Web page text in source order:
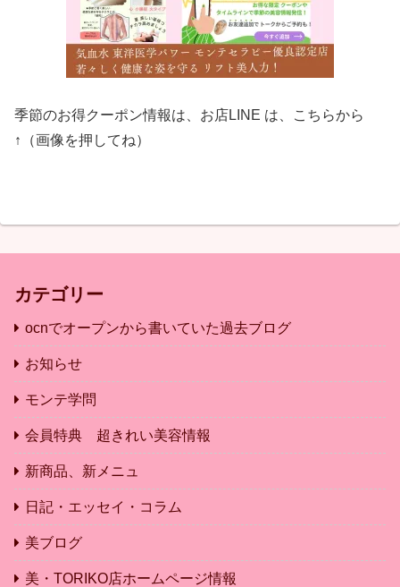
季節のお得クーポン情報は、お店LINE は、こちらから
↑（画像を押してね）
カテゴリー
ocnでオープンから書いていた過去ブログ
お知らせ
モンテ学問
会員特典 超きれい美容情報
新商品、新メニュ
日記・エッセイ・コラム
美ブログ
美・TORIKO店ホームページ情報